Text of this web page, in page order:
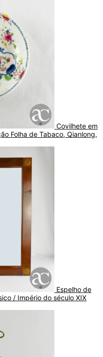
Covilhete em
Folha de Tabaco, Qianlong,
Espelho de
/ Império do século XIX